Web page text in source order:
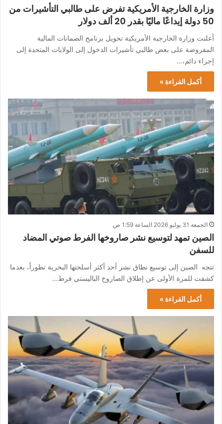
وزارة الخارجية الأمريكية تفرض على طالبي التأشيرات من
50 دولة إيداعًا ماليًا بقدر 20 ألف دولار
أعلنت وزارة الخارجية الأمريكية تحويل برنامج الضمانات المالية
المفروضة على بعض طالبي تأشيرات الدخول إلى الولايات المتحدة إلى
إجراء دائم،…
أكمل القراءة »
الجمعة 31 يوليو 2026 الساعة 1:59 ص
الصين تمهد لتوسيع نشر صاروخها الفرط صوتي المضاد
للسفن
تتجه الصين إلى توسيع نطاق نشر أحد أكثر أسلحتها البحرية تطوراً، بعدما
كشفت للمرة الأولى عن إطلاق الصاروخ الباليستي فرط…
أكمل القراءة »